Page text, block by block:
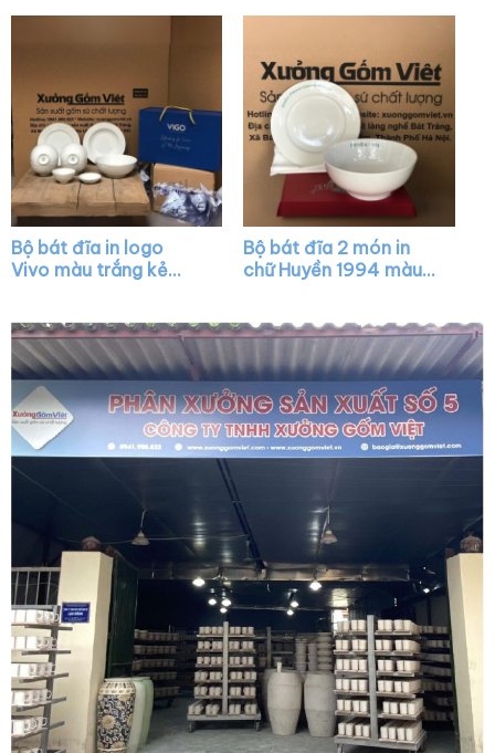
Bộ bát đĩa in logo
Vivo màu trắng kẻ
Bộ bát đĩa 2 món in
chữ Huyền 1994 màu